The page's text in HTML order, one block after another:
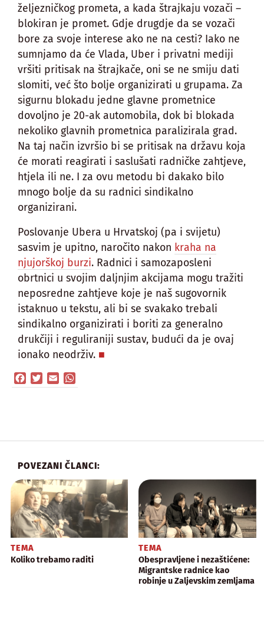
željezničkog prometa, a kada štrajkaju vozači –
blokiran je promet. Gdje drugdje da se vozači
bore za svoje interese ako ne na cesti? Iako ne
sumnjamo da će Vlada, Uber i privatni mediji
vršiti pritisak na štrajkače, oni se ne smiju dati
slomiti, već što bolje organizirati u grupama. Za
sigurnu blokadu jedne glavne prometnice
dovoljno je 20-ak automobila, dok bi blokada
nekoliko glavnih prometnica paralizirala grad.
Na taj način izvršio bi se pritisak na državu koja
će morati reagirati i saslušati radničke zahtjeve,
htjela ili ne. I za ovu metodu bi dakako bilo
mnogo bolje da su radnici sindikalno
organizirani.
Poslovanje Ubera u Hrvatskoj (pa i svijetu)
sasvim je upitno, naročito nakon kraha na
njujorškoj burzi. Radnici i samozaposleni
obrtnici u svojim daljnjim akcijama mogu tražiti
neposredne zahtjeve koje je naš sugovornik
istaknuo u tekstu, ali bi se svakako trebali
sindikalno organizirati i boriti za generalno
drukčiji i reguliraniji sustav, budući da je ovaj
ionako neodrživ.
Facebook
TwitterEmail
POVEZANI ČLANCI:
TEMA
Koliko trebamo raditi
TEMA
Obespravljene i nezaštićene:
Migrantske radnice kao
robinje u Zaljevskim zemljama